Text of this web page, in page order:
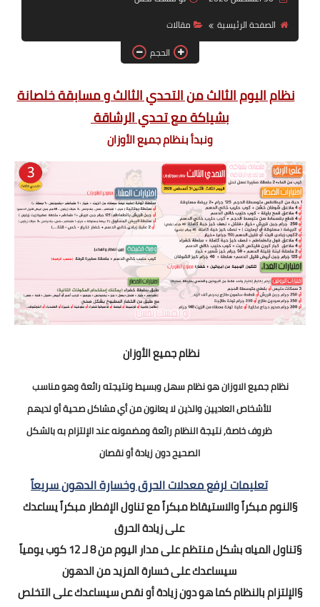
أنظمة شهر رمضان
وصفات الطعام
Diet plan
تعليمات النظام
الصفحة الرئيسية
مقالات
الحجم
نظام اليوم الثالث من التحدي الثالث و مسابقة خلصانة
بشياكة مع تحدي الرشاقة
ونبدأ بنظام جميع الأوزان
نظام جميع الأوزان
نظام جميع الاوزان هو نظام سهل وبسيط ونتيجته رائعة وهو مناسب
للأشخاص العاديين والذين لا يعانون من أي مشاكل صحية أو لديهم
ظروف خاصة, نتيجة النظام رائعة ومضمونه عند الإلتزام به بالشكل
الصحيح دون زيادة أو نقصان
تعليمات لرفع معدلات الحرق وخسارة الدهون سريعاً
§النوم مبكراً والاستيقاظ مبكراً مع تناول الإفطار مبكراً يساعدك
على زيادة الحرق
§
تناول المياه بشكل منتظم على مدار اليوم من 8 لـ 12 كوب يومياً
سيساعدك على خسارة المزيد من الدهون
§الإلتزام بالنظام كما هو دون زيادة أو نقص سيساعدك على التخلص